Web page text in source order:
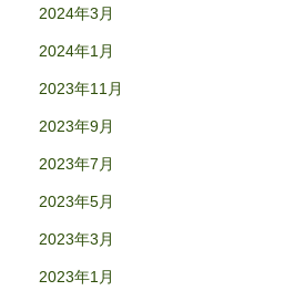
2024年3月
2024年1月
2023年11月
2023年9月
2023年7月
2023年5月
2023年3月
2023年1月